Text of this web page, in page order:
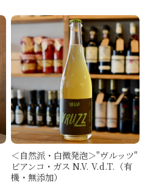
＜自然派・白微発泡＞"ヴルッツ"
ビアンコ・ガス N.V. V.d.T.（有
機・無添加）